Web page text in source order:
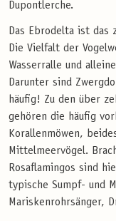
Dupontlerche.
Das Ebrodelta ist das
Die Vielfalt der
Wasserralle und
Darunter sind
häufig! Zu den über
gehören die häufig
Korallenmöwen,
Mittelmeervögel.
Rosaflamingos sind
typische Sumpf- und
Mariskenrohrsänger,